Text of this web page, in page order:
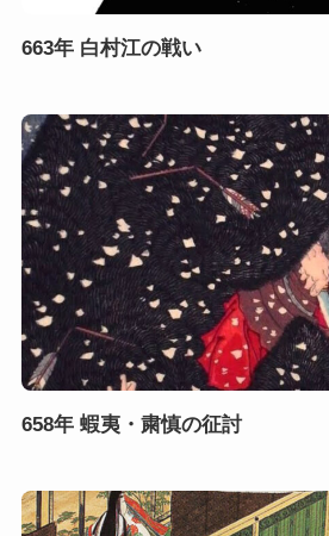
663年 白村江の戦い
658年 蝦夷・粛慎の征討